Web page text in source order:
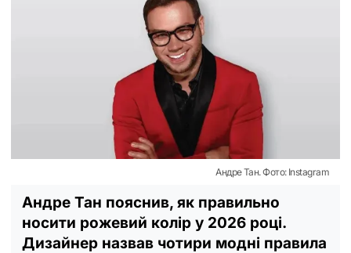
Андре Тан. Фото: Instagram
Андре Тан пояснив, як правильно
носити рожевий колір у 2026 році.
Дизайнер назвав чотири модні правила